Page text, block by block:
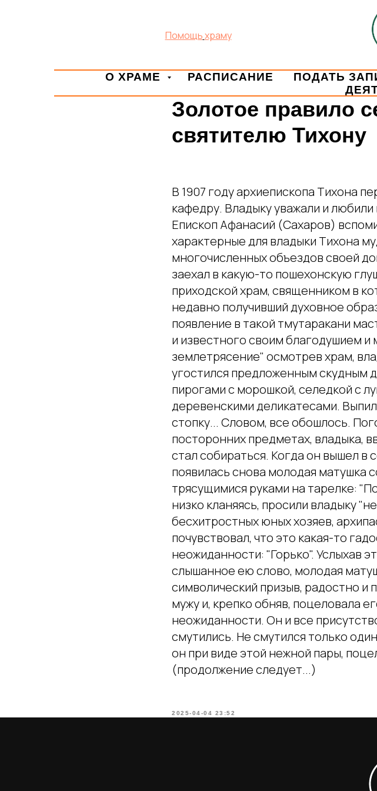
Помощьхраму
О ХРАМЕ РАСПИСАНИЕ ПОДАТЬ
Золотое правило
святителю Тихону
В 1907 году архиепископа Тихона
кафедру. Владыку уважали и
Епископ Афанасий (Сахаров)
характерные для владыки Тихона
многочисленных объездов своей
заехал в какую-то пошехонскую
приходской храм, священником в
недавно получивший духовное
появление в такой тмутаракани
и известного своим благодушием
землетрясение" осмотрев храм,
угостился предложенным скудным
пирогами с морошкой, селедкой с
деревенскими деликатесами.
стопку... Словом, все обошлось.
посторонних предметах, владыка,
стал собираться. Когда он вышел в
появилась снова молодая матушка
трясущимися руками на тарелке:
низко кланяясь, просили владыку
бесхитростных юных хозяев,
почувствовал, что это какая-то
неожиданности: "Горько". Услыхав
слышанное ею слово, молодая
символический призыв, радостно и
мужу и, крепко обняв, поцеловала
неожиданности. Он и все
смутились. Не смутился только
он при виде этой нежной пары,
(продолжение следует...)
2025-04-04 23:52